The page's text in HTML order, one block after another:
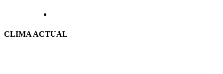
CLIMA ACTUAL